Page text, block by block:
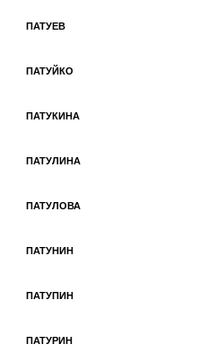
ПАТУЕВ
ПАТУЙКО
ПАТУКИНА
ПАТУЛИНА
ПАТУЛОВА
ПАТУНИН
ПАТУПИН
ПАТУРИН